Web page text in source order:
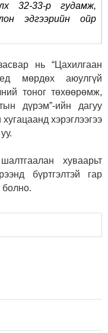
32-33-р гудамж,
эдгээрийн ойр
нь “Цахилгаан
мөрдөх аюулгүй
тоног төхөөрөмж,
дүрэм”-ийн дагуу
хэрэглээгээ
хуваарьт
бүртгэлтэй гар
болно.